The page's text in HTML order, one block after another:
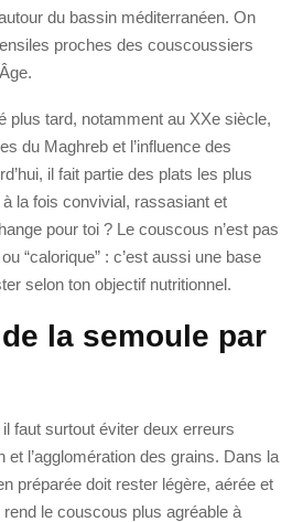
du bassin méditerranéen. On
proches des couscoussiers
plus tard, notamment au XXe siècle,
du Maghreb et l’influence des
il fait partie des plats les plus
la fois convivial, rassasiant et
pour toi ? Le couscous n’est pas
“calorique” : c’est aussi une base
selon ton objectif nutritionnel.
la semoule par
il faut surtout éviter deux erreurs
l’agglomération des grains. Dans la
préparée doit rester légère, aérée et
rend le couscous plus agréable à